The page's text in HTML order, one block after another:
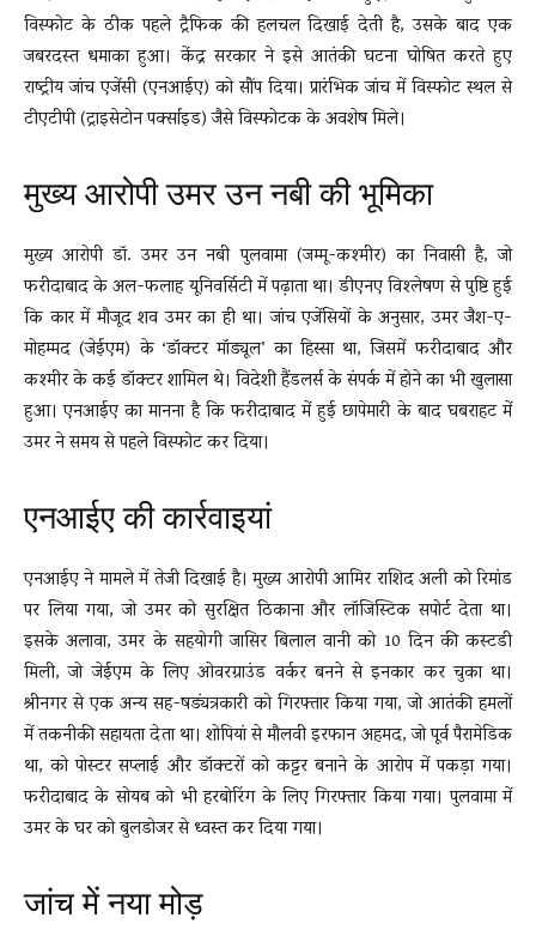
विस्फोट के ठीक पहले ट्रैफिक की हलचल दिखाई देती है, उसके बाद एक
जबरदस्त धमाका हुआ। केंद्र सरकार ने इसे आतंकी घटना घोषित करते हुए
राष्ट्रीय जांच एजेंसी (एनआईए) को सौंप दिया। प्रारंभिक जांच में विस्फोट स्थल से
टीएटीपी (ट्राइसेटोन पर्क्साइड) जैसे विस्फोटक के अवशेष मिले।
मुख्य आरोपी उमर उन नबी की भूमिका
मुख्य आरोपी डॉ. उमर उन नबी पुलवामा (जम्मू-कश्मीर) का निवासी है, जो
फरीदाबाद के अल-फलाह यूनिवर्सिटी में पढ़ाता था। डीएनए विश्लेषण से पुष्टि हुई
कि कार में मौजूद शव उमर का ही था। जांच एजेंसियों के अनुसार, उमर जैश-ए-
मोहम्मद (जेईएम) के ‘डॉक्टर मॉड्यूल’ का हिस्सा था, जिसमें फरीदाबाद और
कश्मीर के कई डॉक्टर शामिल थे। विदेशी हैंडलर्स के संपर्क में होने का भी खुलासा
हुआ। एनआईए का मानना है कि फरीदाबाद में हुई छापेमारी के बाद घबराहट में
उमर ने समय से पहले विस्फोट कर दिया।
एनआईए की कार्रवाइयां
एनआईए ने मामले में तेजी दिखाई है। मुख्य आरोपी आमिर राशिद अली को रिमांड
पर लिया गया, जो उमर को सुरक्षित ठिकाना और लॉजिस्टिक सपोर्ट देता था।
इसके अलावा, उमर के सहयोगी जासिर बिलाल वानी को 10 दिन की कस्टडी
मिली, जो जेईएम के लिए ओवरग्राउंड वर्कर बनने से इनकार कर चुका था।
श्रीनगर से एक अन्य सह-षड्यंत्रकारी को गिरफ्तार किया गया, जो आतंकी हमलों
में तकनीकी सहायता देता था। शोपियां से मौलवी इरफान अहमद, जो पूर्व पैरामेडिक
था, को पोस्टर सप्लाई और डॉक्टरों को कट्टर बनाने के आरोप में पकड़ा गया।
फरीदाबाद के सोयब को भी हरबोरिंग के लिए गिरफ्तार किया गया। पुलवामा में
उमर के घर को बुलडोजर से ध्वस्त कर दिया गया।
जांच में नया मोड़